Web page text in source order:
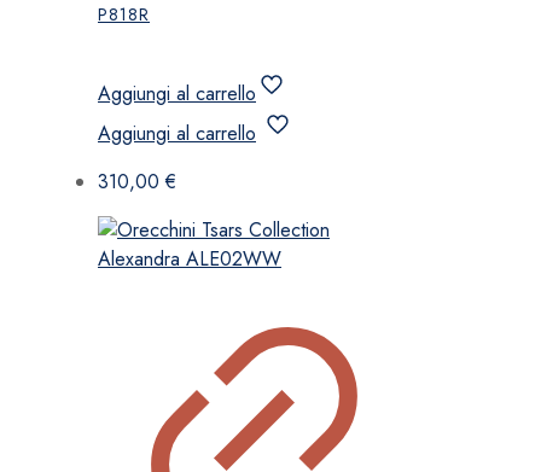
P818R
Aggiungi al carrello
Aggiungi al carrello
310,00€